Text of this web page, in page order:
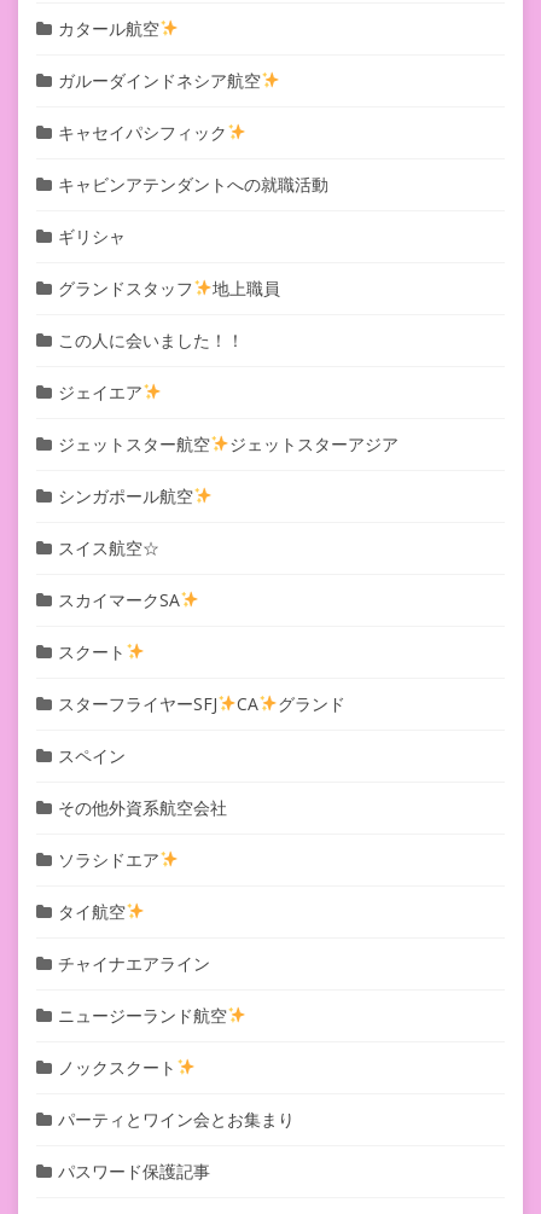
カタール航空
ガルーダインドネシア航空
キャセイパシフィック
キャビンアテンダントへの就職活動
ギリシャ
グランドスタッフ 地上職員
この人に会いました！！
ジェイエア
ジェットスター航空 ジェットスターアジア
シンガポール航空
スイス航空☆
スカイマークSA
スクート
スターフライヤーSFJ CA グランド
スペイン
その他外資系航空会社
ソラシドエア
タイ航空
チャイナエアライン
ニュージーランド航空
ノックスクート
パーティとワイン会とお集まり
パスワード保護記事